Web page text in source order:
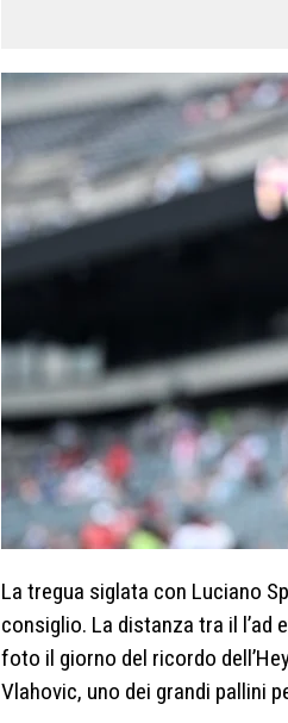
La tregua siglata con Luciano
consiglio. La distanza tra il l’ad
foto il giorno del ricordo
Vlahovic, uno dei grandi pallini